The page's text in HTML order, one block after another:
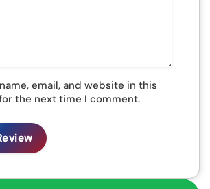
email, and website in this
the next time I comment.